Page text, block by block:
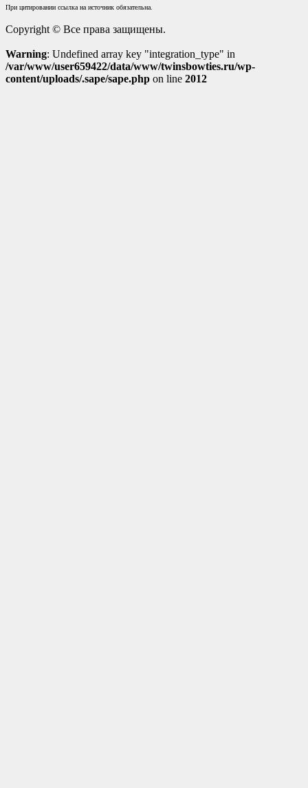
При цитировании ссылка на источник обязательна.
Copyright © Все права защищены.
Warning: Undefined array key "integration_type" in
/var/www/user659422/data/www/twinsbowties.ru/wp-
content/uploads/.sape/sape.php on line 2012